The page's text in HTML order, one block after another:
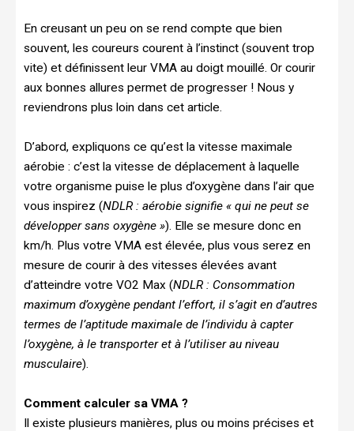
En creusant un peu on se rend compte que bien
souvent, les coureurs courent à l’instinct (souvent trop
vite) et définissent leur VMA au doigt mouillé. Or courir
aux bonnes allures permet de progresser ! Nous y
reviendrons plus loin dans cet article.
D’abord, expliquons ce qu’est la vitesse maximale
aérobie : c’est la vitesse de déplacement à laquelle
votre organisme puise le plus d’oxygène dans l’air que
vous inspirez (NDLR : aérobie signifie « qui ne peut se
développer sans oxygène »). Elle se mesure donc en
km/h. Plus votre VMA est élevée, plus vous serez en
mesure de courir à des vitesses élevées avant
d’atteindre votre VO2 Max (NDLR : Consommation
maximum d’oxygène pendant l’effort, il s’agit en d’autres
termes de l’aptitude maximale de l’individu à capter
l’oxygène, à le transporter et à l’utiliser au niveau
musculaire).
Comment calculer sa VMA ?
Il existe plusieurs manières, plus ou moins précises et